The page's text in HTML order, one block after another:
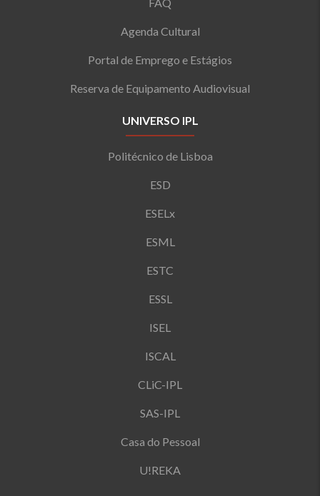
Agenda Cultural
Portal de Emprego e Estágios
Reserva de Equipamento Audiovisual
UNIVERSO IPL
Politécnico de Lisboa
ESD
ESELx
ESML
ESTC
ESSL
ISEL
ISCAL
CLiC-IPL
SAS-IPL
Casa do Pessoal
U!REKA